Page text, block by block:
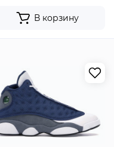
В корзину